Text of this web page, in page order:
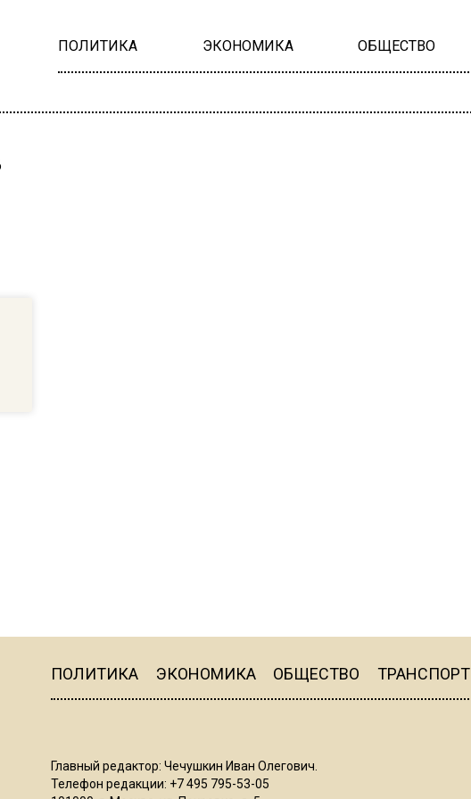
ПОЛИТИКА ЭКОНОМИКА ОБЩЕСТВО
ПОЛИТИКА ЭКОНОМИКА ОБЩЕСТВО ТРАНСПОРТ
Главный редактор: Чечушкин Иван Олегович.
Телефон редакции: +7 495 795-53-05